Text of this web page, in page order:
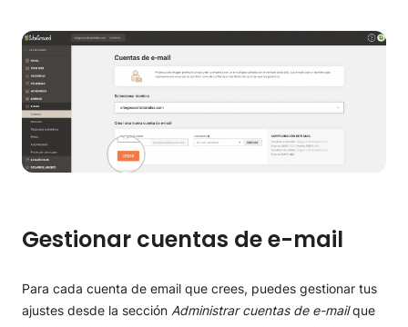
Gestionar cuentas de e-mail
Para cada cuenta de email que crees, puedes gestionar tus
ajustes desde la sección Administrar cuentas de e-mailque